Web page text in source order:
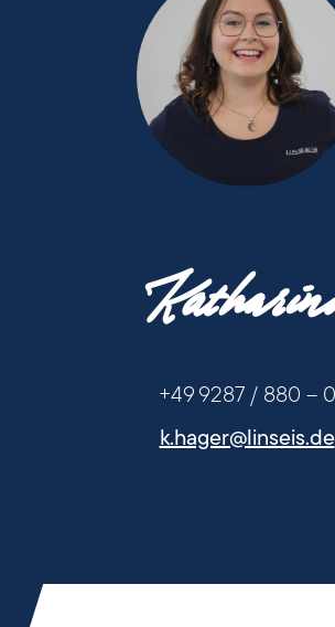
+49 9287 / 880 – 0
k.hager@linseis.de